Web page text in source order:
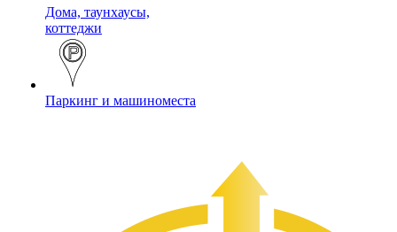
Дома, таунхаусы,
коттеджи
Паркинг и машиноместа